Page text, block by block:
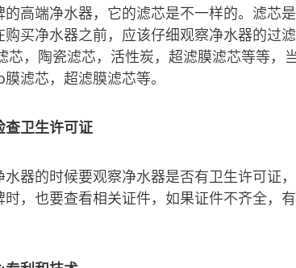
的高端净水器，它的滤芯是不一样的。滤芯
购买净水器之前，应该仔细观察净水器的过
芯，陶瓷滤芯，活性炭，超滤膜滤芯等等，
滤芯，超滤膜滤芯等。
查卫生许可证
水器的时候要观察净水器是否有卫生许可证
时，也要查看相关证件，如果证件不齐全，